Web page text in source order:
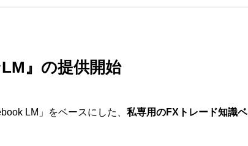
』の提供開始
LM」をベースにした、 私専用のFXトレード知識ベ